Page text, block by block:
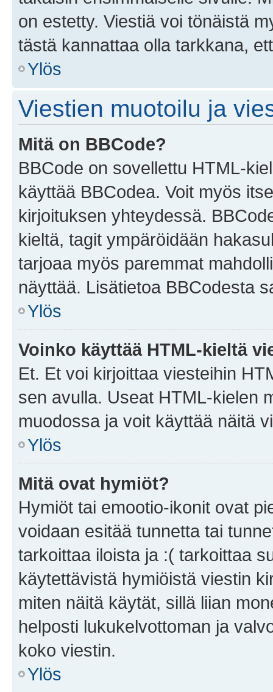
on estetty. Viestiä voi tönäistä
tästä kannattaa olla tarkkana,
Ylös
Viestien muotoilu ja
Mitä on BBCode?
BBCode on sovellettu HTML-
käyttää BBCodea. Voit myös
kirjoituksen yhteydessä.
kieltä, tagit ympäröidään
tarjoaa myös paremmat
näyttää. Lisätietoa BBCodesta
Ylös
Voinko käyttää HTML-kieltä
Et. Et voi kirjoittaa viesteihin
sen avulla. Useat HTML-kielen
muodossa ja voit käyttää näitä
Ylös
Mitä ovat hymiöt?
Hymiöt tai emootio-ikonit ovat
voidaan esitää tunnetta tai
tarkoittaa iloista ja :( tarkoittaa
käytettävistä hymiöistä viestin
miten näitä käytät, sillä liian
helposti lukukelvottoman ja
koko viestin.
Ylös